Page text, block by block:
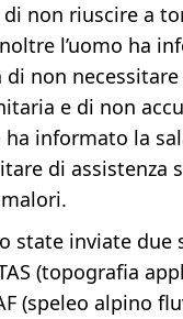
non riuscire a
l’uomo ha
di non
e di non
ha informato la
di assistenza
state inviate due
(topografia
(speleo alpino